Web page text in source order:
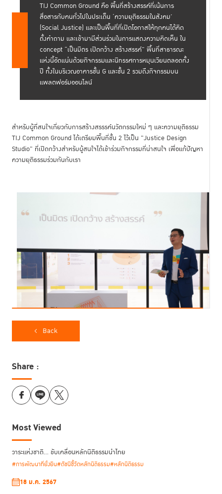
TIJ Common Ground คือ พื้นที่สร้างสรรค์ที่เน้นการ
สื่อสารกับคนทั่วไปในประเด็น ‘ความยุติธรรมในสังคม’
(Social Justice) และเป็นพื้นที่ที่เปิดโอกาสให้ทุกคนได้คิด
ตั้งคำถาม และเข้ามามีส่วนร่วมในการแสดงความคิดเห็น ใน
concept “เป็นมิตร เปิดกว้าง สร้างสรรค์” พื้นที่สาธารณะ
แห่งนี้อัดแน่นด้วยกิจกรรมและนิทรรศการหมุนเวียนตลอดทั้ง
ปี ทั้งในบริเวณอาคารชั้น G และชั้น 2 รวมถึงกิจกรรมบน
แพลตฟอร์มออนไลน์
สำหรับผู้ที่สนใจเกี่ยวกับการสร้างสรรรค์นวัตกรรมใหม่ ๆ และความยุติธรรม
TIJ Common Ground ได้เตรียมพื้นที่ชั้น 2 ไว้เป็น "Justice Design
Studio" ที่เปิดกว้างสำหรับผู้สนใจได้เข้าร่วมกิจกรรมที่น่าสนใจ เพื่อแก้ปัญหา
ความยุติธรรมร่วมกันกับเรา
ยุติธรรมแท้จริงแล้วไม่ได้จำกัดอยู่แต่เพียงแวดวงของนักกฎหมายเท่านั้น หาก
แต่เป็นเรื่องของคนทุกคน’ ดังนั้นเพื่อการพัฒนาที่ยั่งยืนในภาพรวม สถาบันฯ
จึงมุ่งสนับสนุนให้ ‘ฝ่ายกระบวนการยุติธรรม’ มีการตอบสนองต่ออาชญากรรม
และปฏิบัติต่อผู้กระทำผิดอย่างเหมาะสม มีประสิทธิภาพ และเป็นธรรม พร้อมรับ
และเผยแพร่ความรู้ เพื่อเสริมสร้างความเชื่อมั่นต่อหลักนิติธรรมในสังคม
สอดคล้องกับที่สถาบันฯ ใช้หลักการดำเนินงานที่เน้น ‘ประชาชนเป็น
ศูนย์กลาง’ (People-Centered Strategy) มาโดยตลอด การดำเนินงานของ
TIJ Common Ground จึงมุ่งเชิญชวนให้ประชาชนเข้ามาร่วมกันเสนอมุมมอง
และแสดงความคิดเห็นความยุติธรรมที่ปรารถนา โดยไม่จำกัดเฉพาะผู้ที่อยู่ใน
Back
Share :
Most Viewed
วาระแห่งชาติ… ขับเคลื่อนหลักนิติธรรมนำไทย
#การพัฒนาที่ยั่งยืน#ดัชนีชี้วัดหลักนิติธรรม#หลักนิติธรรม
18 ม.ค. 2567